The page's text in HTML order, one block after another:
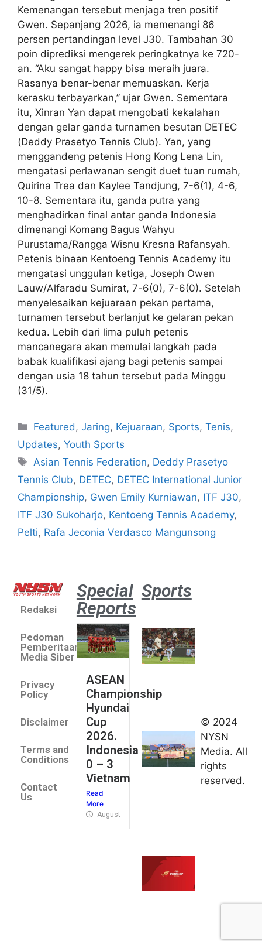
Kemenangan tersebut menjaga tren positif
Gwen. Sepanjang 2026, ia memenangi 86
persen pertandingan level J30. Tambahan 30
poin diprediksi mengerek peringkatnya ke 720-
an. “Aku sangat happy bisa meraih juara.
Rasanya benar-benar memuaskan. Kerja
kerasku terbayarkan,” ujar Gwen. Sementara
itu, Xinran Yan dapat mengobati kekalahan
dengan gelar ganda turnamen besutan DETEC
(Deddy Prasetyo Tennis Club). Yan, yang
menggandeng petenis Hong Kong Lena Lin,
mengatasi perlawanan sengit duet tuan rumah,
Quirina Trea dan Kaylee Tandjung, 7-6(1), 4-6,
10-8. Sementara itu, ganda putra yang
menghadirkan final antar ganda Indonesia
dimenangi Komang Bagus Wahyu
Purustama/Rangga Wisnu Kresna Rafansyah.
Petenis binaan Kentoeng Tennis Academy itu
mengatasi unggulan ketiga, Joseph Owen
Lauw/Alfaradu Sumirat, 7-6(0), 7-6(0). Setelah
menyelesaikan kejuaraan pekan pertama,
turnamen tersebut berlanjut ke gelaran pekan
kedua. Lebih dari lima puluh petenis
mancanegara akan memulai langkah pada
babak kualifikasi ajang bagi petenis sampai
dengan usia 18 tahun tersebut pada Minggu
(31/5).
Featured,Jaring, Kejuaraan, Sports,Tenis,
Updates, Youth Sports
Asian Tennis Federation, Deddy Prasetyo
Tennis Club, DETEC, DETEC International Junior
Championship, Gwen Emily Kurniawan, ITF J30,
ITF J30 Sukoharjo, Kentoeng Tennis Academy,
Pelti, Rafa Jeconia Verdasco Mangunsong
Redaksi
Pedoman
Pemberitaan
Media Siber
Privacy
Policy
Disclaimer
Terms and
Conditions
Contact
Us
Special
Reports
ASEAN
Championship
Hyundai
Cup
2026.
Indonesia
0 – 3
Vietnam
Read
More
August 4, 2026
Sports
umum
Kejurnas
Panahan
Junior di
Kudus
grup
© 2024
NYSN
Media. All
rights
reserved.